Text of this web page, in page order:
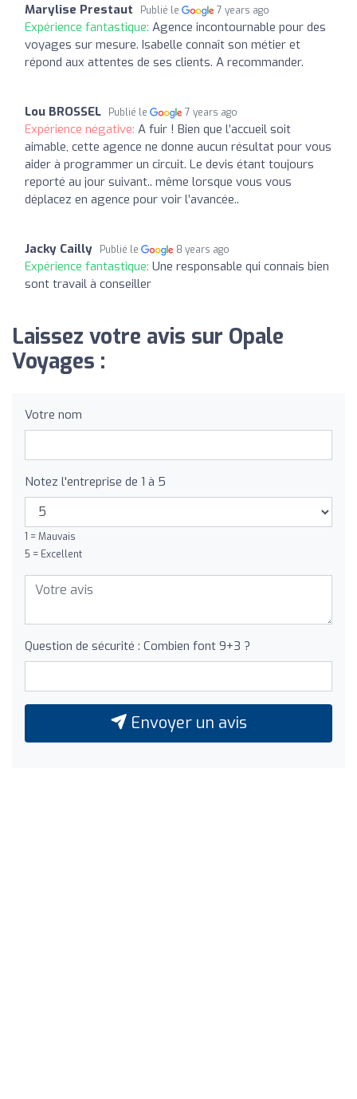
Marylise Prestaut Publié le 7 years ago
Expérience fantastique: Agence incontournable pour des
voyages sur mesure. Isabelle connaît son métier et
répond aux attentes de ses clients. A recommander.
Lou BROSSEL Publié le 7 years ago
Expérience négative: A fuir ! Bien que l’accueil soit
aimable, cette agence ne donne aucun résultat pour vous
aider à programmer un circuit. Le devis étant toujours
reporté au jour suivant.. même lorsque vous vous
déplacez en agence pour voir l’avancée..
Jacky Cailly Publié le 8 years ago
Expérience fantastique: Une responsable qui connais bien
sont travail à conseiller
Laissez votre avis sur Opale
Voyages :
Votre nom
Notez l'entreprise de 1 à 5
1 = Mauvais
5 = Excellent
Question de sécurité : Combien font 9+3 ?
Envoyer un avis